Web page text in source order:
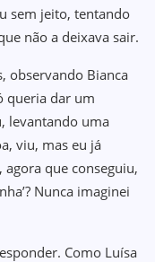
sem jeito, tentando
não a deixava sair.
observando Bianca
queria dar um
levantando uma
viu, mas eu já
agora que conseguiu,
Nunca imaginei
Como Luísa